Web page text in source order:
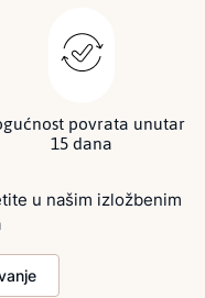
povrata unutar
15 dana
u našim izložbenim